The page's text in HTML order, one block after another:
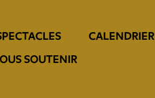
CALENDRIER
SOUTENIR